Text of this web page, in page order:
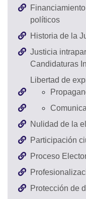
políticos
Historia de la
Justicia
Candidaturas
Libertad de
Nulidad de la
Participación
Proceso
Protección de